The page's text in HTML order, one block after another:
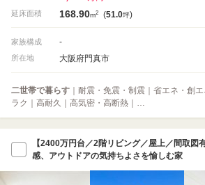
延床面積 168.90m2 (51.0坪)
家族構成 -
所在地 大阪府門真市
二世帯で暮らす ｜耐震・免震・制震｜省エネ・創
ラク｜高耐久｜高気密・高断熱｜…
【2400万円台／2階リビング／屋上／間取図
感、アウトドアの気持ちよさを愉しむ家